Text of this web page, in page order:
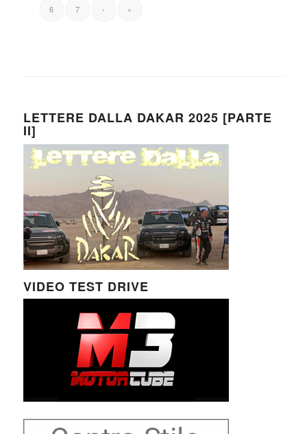
6 7 › »
LETTERE DALLA DAKAR 2025 [PARTE
II]
VIDEO TEST DRIVE